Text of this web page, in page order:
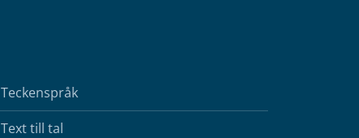
Teckenspråk
Text till tal